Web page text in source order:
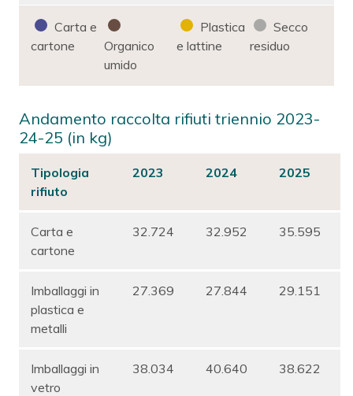
Carta e
cartone
Organico
umido
Plastica
e lattine
Secco
residuo
Andamento raccolta rifiuti triennio 2023-
24-25 (in kg)
Tipologia
rifiuto
2023 2024 2025
Carta e
cartone
32.724 32.952 35.595
Imballaggi in
plastica e
metalli
27.369 27.844 29.151
Imballaggi in
vetro
38.034 40.640 38.622